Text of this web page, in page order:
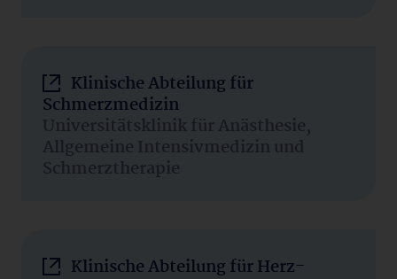
Klinische Abteilung für
Schmerzmedizin
Universitätsklinik für Anästhesie,
Allgemeine Intensivmedizin und
Schmerztherapie
Klinische Abteilung für Herz-